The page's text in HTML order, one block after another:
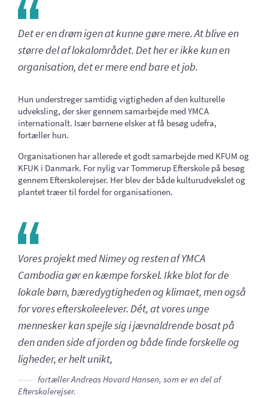
Det er en drøm igen at kunne gøre mere. At blive en
større del af lokalområdet. Det her er ikke kun en
organisation, det er mere end bare et job.
Hun understreger samtidig vigtigheden af den kulturelle
udveksling, der sker gennem samarbejde med YMCA
internationalt. Især børnene elsker at få besøg udefra,
fortæller hun.
Organisationen har allerede et godt samarbejde med KFUM og
KFUK i Danmark. For nylig var Tommerup Efterskole på besøg
gennem Efterskolerejser. Her blev der både kulturudvekslet og
plantet træer til fordel for organisationen.
Vores projekt med Nimey og resten af YMCA
Cambodia gør en kæmpe forskel. Ikke blot for de
lokale børn, bæredygtigheden og klimaet, men også
for vores efterskoleelever. Dét, at vores unge
mennesker kan spejle sig i jævnaldrende bosat på
den anden side af jorden og både finde forskelle og
ligheder, er helt unikt,
fortæller Andreas Hovard Hansen, som er en del af
Efterskolerejser.